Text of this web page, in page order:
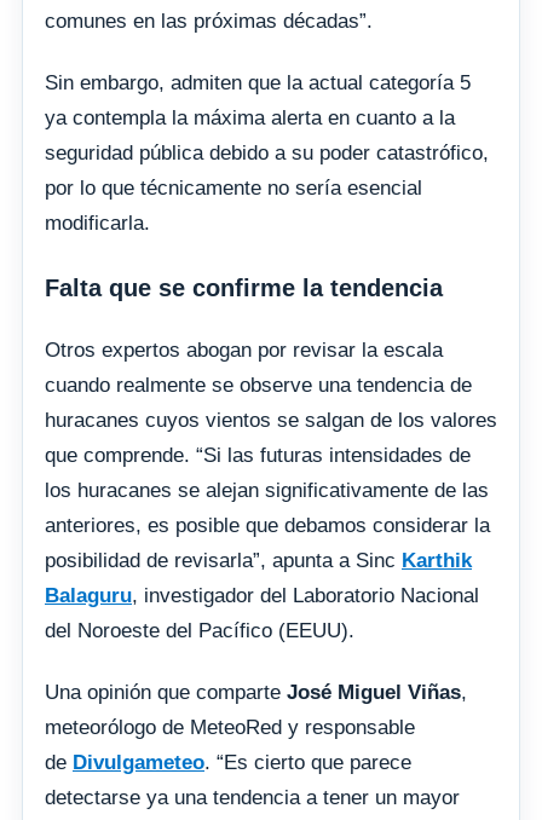
comunes en las próximas décadas”.
Sin embargo, admiten que la actual categoría 5
ya contempla la máxima alerta en cuanto a la
seguridad pública debido a su poder catastrófico,
por lo que técnicamente no sería esencial
modificarla.
Falta que se confirme la tendencia
Otros expertos abogan por revisar la escala
cuando realmente se observe una tendencia de
huracanes cuyos vientos se salgan de los valores
que comprende. “Si las futuras intensidades de
los huracanes se alejan significativamente de las
anteriores, es posible que debamos considerar la
posibilidad de revisarla”, apunta a Sinc Karthik
Balaguru, investigador del Laboratorio Nacional
del Noroeste del Pacífico (EEUU).
Una opinión que comparte José Miguel Viñas,
meteorólogo de MeteoRed y responsable
de Divulgameteo. “Es cierto que parece
detectarse ya una tendencia a tener un mayor